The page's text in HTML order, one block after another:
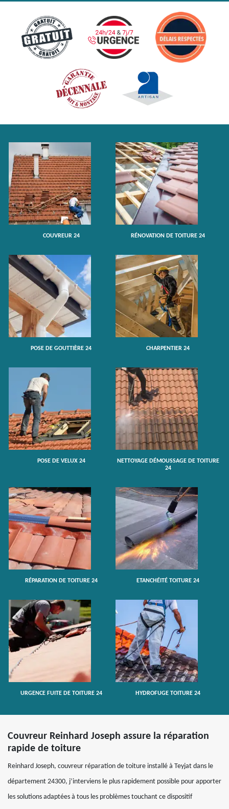
COUVREUR 24 RÉNOVATION DE TOITURE 24
POSE DE GOUTTIÈRE 24 CHARPENTIER 24
POSE DE VELUX 24
NETTOYAGE DÉMOUSSAGE DE TOITURE
24
RÉPARATION DE TOITURE 24 ETANCHÉITÉ TOITURE 24
URGENCE FUITE DE TOITURE 24 HYDROFUGE TOITURE 24
Couvreur Reinhard Joseph assure la réparation
rapide de toiture
Reinhard Joseph, couvreur réparation de toiture installé à Teyjat dans le
département 24300, j’interviens le plus rapidement possible pour apporter
les solutions adaptées à tous les problèmes touchant ce dispositif